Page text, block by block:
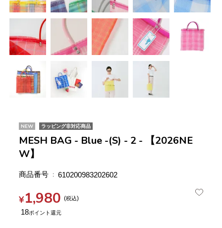
NEW ラッピング非対応商品
MESH BAG - Blue -(S) - 2 - 【2026NE
W】
商品番号 610200983202602
¥1,980 税込
18